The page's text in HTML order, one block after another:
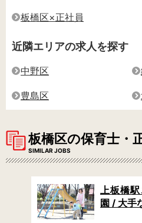
板橋区×正社員
近隣エリアの求人を探す
中野区
豊島区
板橋区の保育士・
SIMILAR JOBS
上板橋
園 / 大手